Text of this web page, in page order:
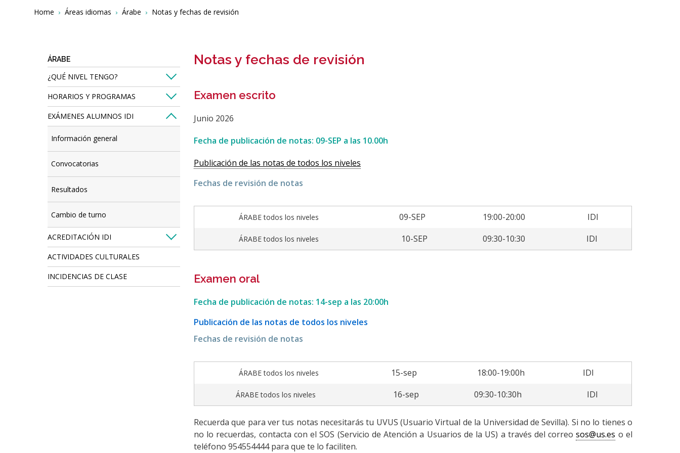
Breadcrumbs
You
Home Áreas idiomas Árabe Notas y fechas de revisión
Notas y fechas de revisión
Examen escrito
Junio 2026
Fecha de publicación de notas: 09-SEP a las 10.00h
Publicación de las notas de todos los niveles
Fechas de revisión de notas
ÁRABE todos los niveles 09-SEP 19:00-20:00 IDI
ÁRABE todos los niveles 10-SEP 09:30-10:30 IDI
Examen oral
Fecha de publicación de notas: 14-sep a las 20:00h
Publicación de las notas de todos los niveles
Fechas de revisión de notas
ÁRABE todos los niveles 15-sep 18:00-19:00h IDI
ÁRABE todos los niveles 16-sep 09:30-10:30h IDI
Recuerda que para ver tus notas necesitarás tu UVUS (Usuario Virtual de la Universidad de Sevilla). Si no lo tienes o
no lo recuerdas, contacta con el SOS (Servicio de Atención a Usuarios de la US) a través del correosos@us.es o el
teléfono 954554444 para que te lo faciliten.
ÁRABE
¿QUÉ NIVEL TENGO?
HORARIOS Y PROGRAMAS
EXÁMENES ALUMNOS IDI
Información general
Convocatorias
Resultados
Cambio de turno
ACREDITACIÓN IDI
ACTIVIDADES CULTURALES
INCIDENCIAS DE CLASE